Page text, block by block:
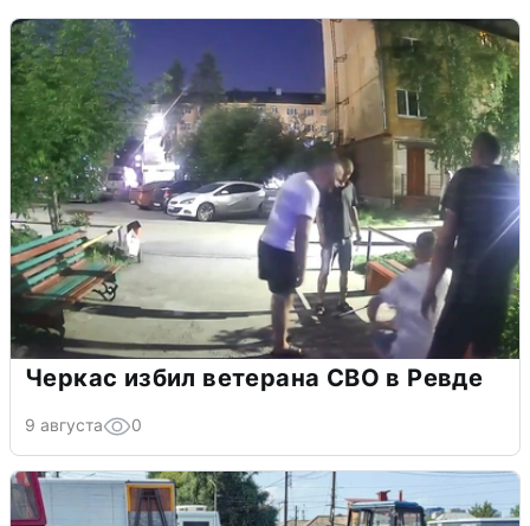
Черкас избил ветерана СВО в Ревде
9 августа 0